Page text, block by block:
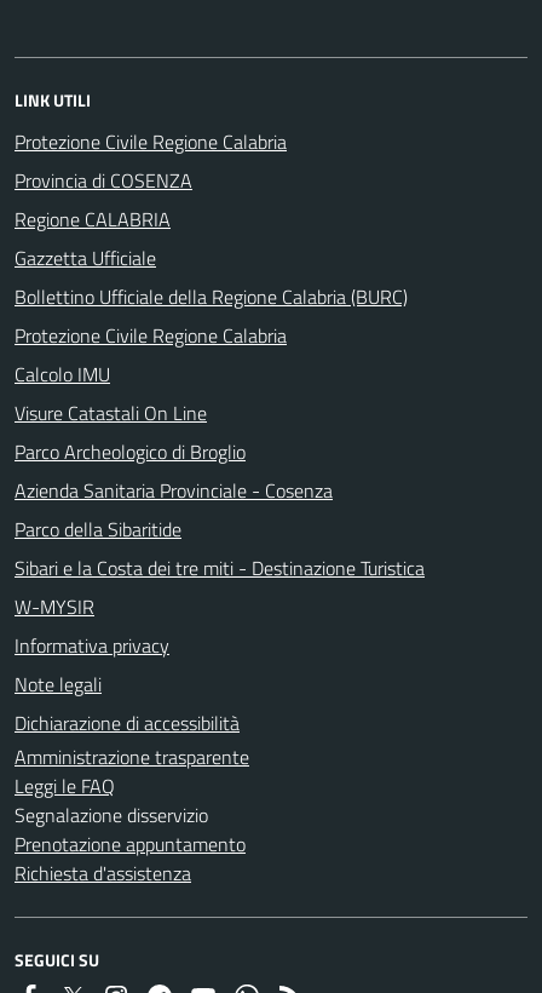
LINK UTILI
Protezione Civile Regione Calabria
Provincia di COSENZA
Regione CALABRIA
Gazzetta Ufficiale
Bollettino Ufficiale della Regione Calabria (BURC)
Protezione Civile Regione Calabria
Calcolo IMU
Visure Catastali On Line
Parco Archeologico di Broglio
Azienda Sanitaria Provinciale - Cosenza
Parco della Sibaritide
Sibari e la Costa dei tre miti - Destinazione Turistica
W-MYSIR
Informativa privacy
Note legali
Dichiarazione di accessibilità
Amministrazione trasparente
Leggi le FAQ
Segnalazione disservizio
Prenotazione appuntamento
Richiesta d'assistenza
SEGUICI SU